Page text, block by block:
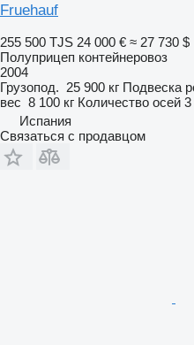
Fruehauf
255 500 TJS 24 000 € ≈ 27 730 $
Полуприцеп контейнеровоз
2004
Грузопод. 25 900 кг Подвеска
вес 8 100 кг Количество осей 3
Испания
Связаться с продавцом